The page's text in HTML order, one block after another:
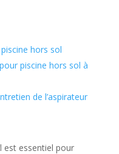
hors sol
piscine hors sol à
de l’aspirateur
est essentiel pour